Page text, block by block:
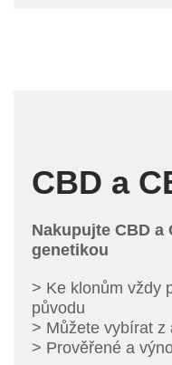
CBD a
Nakupujte CBD
genetikou
> Ke klonům vždy
původu
> Můžete vybírat z
> Prověřené a